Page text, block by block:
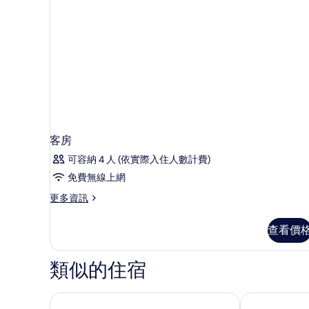
客房
可容納 4 人 (依實際入住人數計費)
免費無線上網
更多資訊
更
的
詳
情
查看價
類似的住宿
阿爾維亞飯店 公主港依飄旅